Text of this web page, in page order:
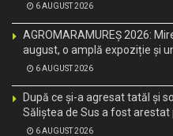
6 AUGUST 2026
AGROMARAMUREȘ 2026:
august, o amplă expoziție și
6 AUGUST 2026
După ce și-a agresat tatăl și
Săliștea de Sus a fost arestat
6 AUGUST 2026